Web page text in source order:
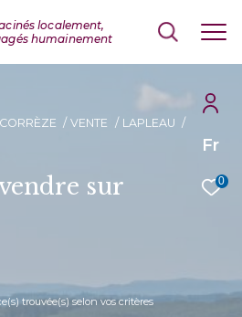
Fr
0
VENTE
LAPLEAU
sur
trouvée(s) selon vos critères